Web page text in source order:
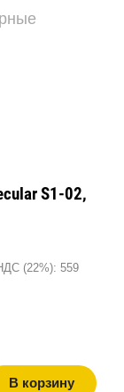
S1-02,
(22%): 559
В корзину